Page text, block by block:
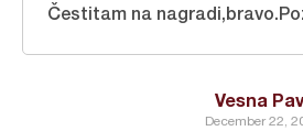
Vesna
December 22,
Čestitam na